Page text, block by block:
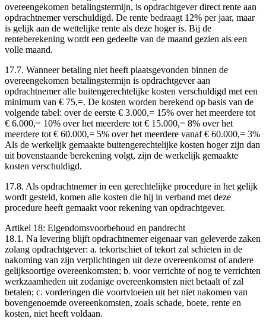
overeengekomen betalingstermijn, is opdrachtgever direct rente aan
opdrachtnemer verschuldigd. De rente bedraagt 12% per jaar, maar
is gelijk aan de wettelijke rente als deze hoger is. Bij de
renteberekening wordt een gedeelte van de maand gezien als een
volle maand.
17.7. Wanneer betaling niet heeft plaatsgevonden binnen de
overeengekomen betalingstermijn is opdrachtgever aan
opdrachtnemer alle buitengerechtelijke kosten verschuldigd met een
minimum van € 75,=. De kosten worden berekend op basis van de
volgende tabel: ­over de eerste € 3.000,= 15% ­over het meerdere tot
€ 6.000,= 10% ­over het meerdere tot € 15.000,= 8% ­over het
meerdere tot € 60.000,= 5% ­over het meerdere vanaf € 60.000,= 3%
Als de werkelijk gemaakte buitengerechtelijke kosten hoger zijn dan
uit bovenstaande berekening volgt, zijn de werkelijk gemaakte
kosten verschuldigd.
17.8. Als opdrachtnemer in een gerechtelijke procedure in het gelijk
wordt gesteld, komen alle kosten die hij in verband met deze
procedure heeft gemaakt voor rekening van opdrachtgever.
Artikel 18: Eigendomsvoorbehoud en pandrecht
18.1. Na levering blijft opdrachtnemer eigenaar van geleverde zaken
zolang opdrachtgever: a. tekortschiet of tekort zal schieten in de
nakoming van zijn verplichtingen uit deze overeenkomst of andere
gelijksoortige overeenkomsten; b. voor verrichte of nog te verrichten
werkzaamheden uit zodanige overeenkomsten niet betaalt of zal
betalen; c. vorderingen die voortvloeien uit het niet nakomen van
bovengenoemde overeenkomsten, zoals schade, boete, rente en
kosten, niet heeft voldaan.